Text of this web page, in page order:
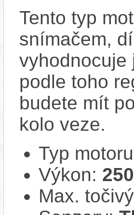
Tento typ
snímačem,
vyhodnocuje
podle toho
budete mít
kolo veze.
Typ
Výkon:
Max.